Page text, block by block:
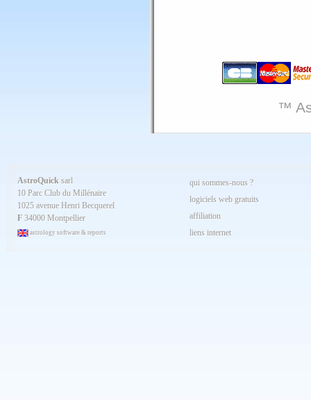
™
AstroQuick sarl
10 Parc Club du Millénaire
1025 avenue Henri Becquerel
F 34000 Montpellier
astrology software & reports
qui sommes-nous ?
logiciels web gratuits
affiliation
liens internet